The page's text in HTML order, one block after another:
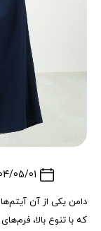
05/01
دامن یکی از آن
که با تنوع بالا،